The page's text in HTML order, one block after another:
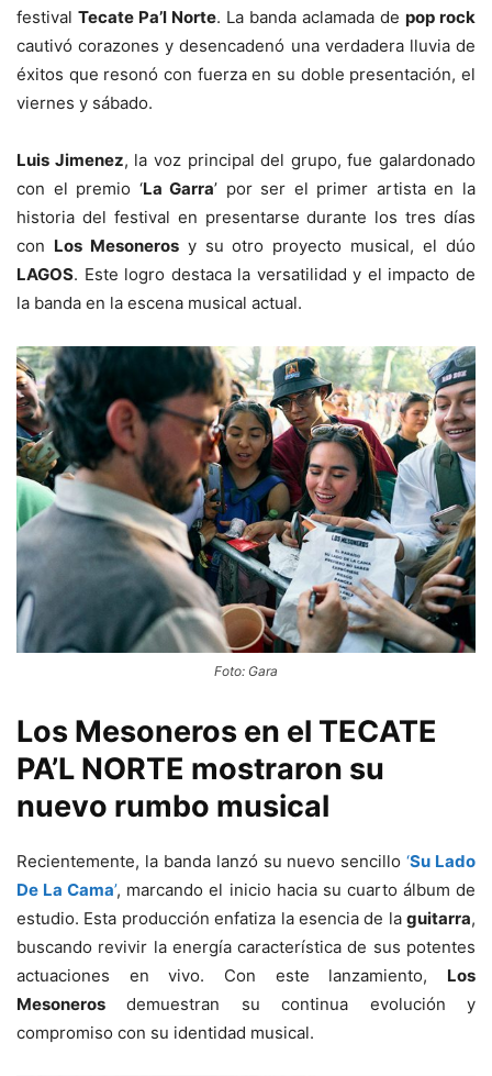
festival Tecate Pa’l Norte. La banda aclamada de pop rock
cautivó corazones y desencadenó una verdadera lluvia de
éxitos que resonó con fuerza en su doble presentación, el
viernes y sábado.
Luis Jimenez, la voz principal del grupo, fue galardonado
con el premio ‘La Garra’ por ser el primer artista en la
historia del festival en presentarse durante los tres días
con Los Mesonerosy su otro proyecto musical, el dúo
LAGOS. Este logro destaca la versatilidad y el impacto de
la banda en la escena musical actual.
Foto: Gara
Los Mesoneros en el TECATE
PA’L NORTE mostraron su
nuevo rumbo musical
Recientemente, la banda lanzó su nuevo sencillo‘Su Lado
De La Cama’, marcando el inicio hacia su cuarto álbum de
estudio. Esta producción enfatiza la esencia de la guitarra,
buscando revivir la energía característica de sus potentes
actuaciones en vivo. Con este lanzamiento, Los
Mesoneros demuestran su continua evolución y
compromiso con su identidad musical.